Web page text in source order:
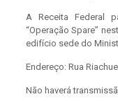
A Receita Federal
“Operação Spare”
edifício sede do
Endereço: Rua
Não haverá